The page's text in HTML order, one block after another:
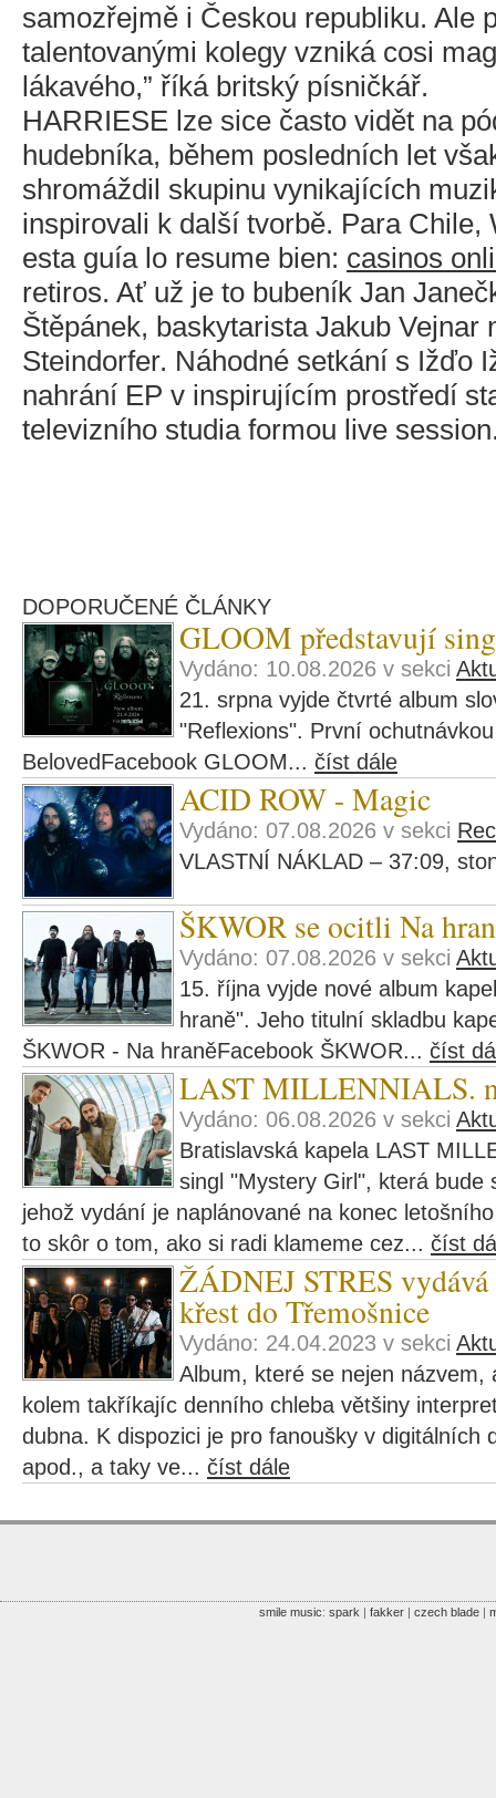
samozřejmě i Českou republiku. Ale
talentovanými kolegy vzniká cosi
lákavého,” říká britský písničkář.
HARRIESE lze sice často vidět na
hudebníka, během posledních let
shromáždil skupinu vynikajících
inspirovali k další tvorbě. Para Chile,
esta guía lo resume bien: casinos
retiros. Ať už je to bubeník Jan
Štěpánek, baskytarista Jakub Vejnar
Steindorfer. Náhodné setkání s Ižďo
nahrání EP v inspirujícím prostředí
televizního studia formou live
DOPORUČENÉ ČLÁNKY
GLOOM představují
Vydáno: 10.08.2026 v sekci
21. srpna vyjde čtvrté album
"Reflexions". První
BelovedFacebook GLOOM... číst dále
ACID ROW - Magic
Vydáno: 07.08.2026 v sekci
VLASTNÍ NÁKLAD – 37:09,
ŠKWOR se ocitli Na
Vydáno: 07.08.2026 v sekci
15. října vyjde nové album
hraně". Jeho titulní skladbu
ŠKWOR - Na hraněFacebook ŠKWOR... číst
LAST MILLENNIALS.
Vydáno: 06.08.2026 v sekci
Bratislavská kapela LAST
singl "Mystery Girl", která bude
jehož vydání je naplánované na konec
to skôr o tom, ako si radi klameme cez... číst
ŽÁDNEJ STRES
křest do Třemošnice
Vydáno: 24.04.2023 v sekci
Album, které se nejen
kolem takříkajíc denního chleba většiny
dubna. K dispozici je pro fanoušky v digitálních
apod., a taky ve... číst dále
smile music:spark |fakker |czech blade |